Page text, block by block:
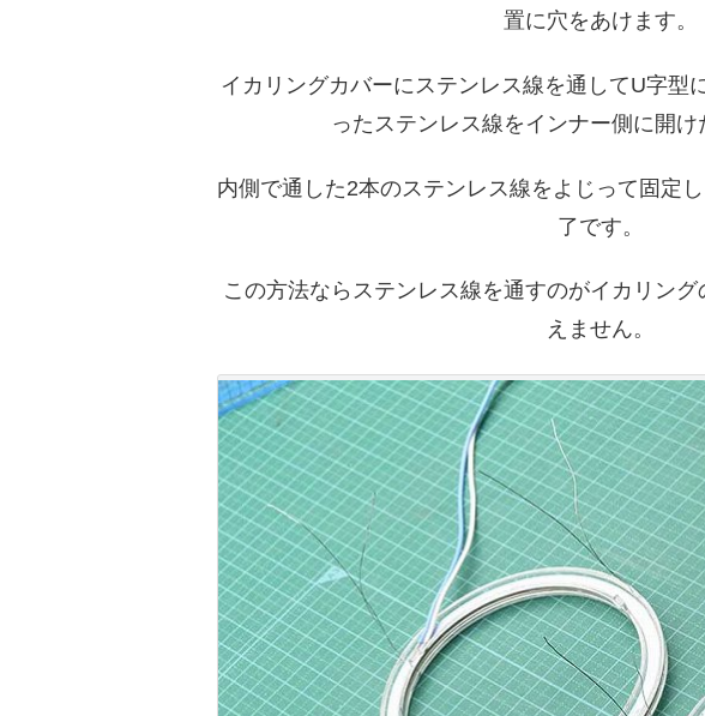
置に穴をあけます。
イカリングカバーにステンレス線を通してU字型
ったステンレス線をインナー側に開け
内側で通した2本のステンレス線をよじって固定
了です。
この方法ならステンレス線を通すのがイカリン
えません。